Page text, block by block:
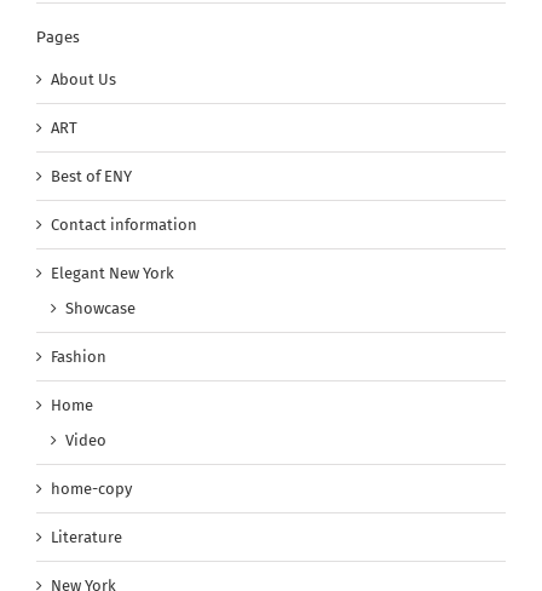
Pages
About Us
ART
Best of ENY
Contact information
Elegant New York
Showcase
Fashion
Home
Video
home-copy
Literature
New York